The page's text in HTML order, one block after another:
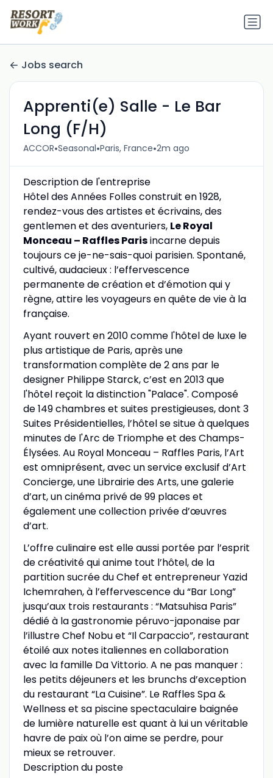
Jobs search
Apprenti(e) Salle - Le Bar
Long (F/H)
ACCOR•Seasonal•Paris, France•2m ago
Description de l'entreprise
Hôtel des Années Folles construit en 1928,
rendez-vous des artistes et écrivains, des
gentlemen et des aventuriers, Le Royal
Monceau – Raffles Parisincarne depuis
toujours ce je-ne-sais-quoi parisien. Spontané,
cultivé, audacieux : l’effervescence
permanente de création et d’émotion qui y
règne, attire les voyageurs en quête de vie à la
française.
Ayant rouvert en 2010 comme l'hôtel de luxe le
plus artistique de Paris, après une
transformation complète de 2 ans par le
designer Philippe Starck, c’est en 2013 que
l'hôtel reçoit la distinction "Palace". Composé
de 149 chambres et suites prestigieuses, dont 3
Suites Présidentielles, l’hôtel se situe à quelques
minutes de l'Arc de Triomphe et des Champs-
Élysées. Au Royal Monceau – Raffles Paris, l’Art
est omniprésent, avec un service exclusif d’Art
Concierge, une Librairie des Arts, une galerie
d’art, un cinéma privé de 99 places et
également une collection privée d’œuvres
d’art.
L’offre culinaire est elle aussi portée par l’esprit
de créativité qui anime tout l’hôtel, de la
partition sucrée du Chef et entrepreneur Yazid
Ichemrahen, à l’effervescence du “Bar Long”
jusqu’aux trois restaurants : “Matsuhisa Paris”
dédié à la gastronomie péruvo-japonaise par
l’illustre Chef Nobu et “Il Carpaccio”, restaurant
étoilé aux notes italiennes en collaboration
avec la famille Da Vittorio. A ne pas manquer :
les petits déjeuners et les brunchs d’exception
du restaurant “La Cuisine”. Le Raffles Spa &
Wellness et sa piscine spectaculaire baignée
de lumière naturelle est quant à lui un véritable
havre de paix où l’on aime se perdre, pour
mieux se retrouver.
Description du poste